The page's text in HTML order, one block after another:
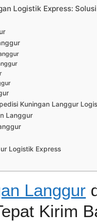
Logistik Express:
Kuningan Langgur
Langgur
Logistik Express
Langgur
Kirim